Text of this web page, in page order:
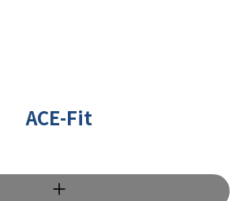
ACE-Fit